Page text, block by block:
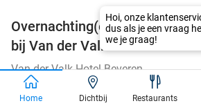
Overnachting(en) voor 2 +
bij Van der Valk
Van der Valk Hotel Beveren
Beveren
Home Dichtbij Restaurants